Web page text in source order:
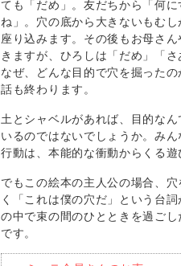
ても「だめ」。友だちから「何
ね」。穴の底から大きないもむ
座り込みます。その後もお母さ
きますが、ひろしは「だめ」「
なぜ、どんな目的で穴を掘った
話も終わります。
土とシャベルがあれば、目的な
いるのではないでしょうか。み
行動は、本能的な衝動からくる遊
でもこの絵本の主人公の場合、
く「これは僕の穴だ」という台
の中で束の間のひとときを過ご
です。